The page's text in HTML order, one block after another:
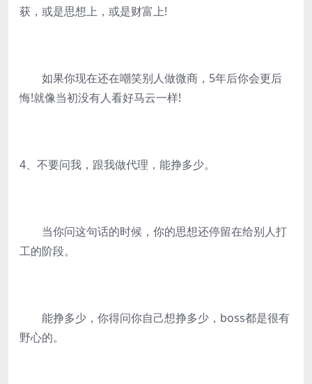
获，或是思想上，或是财富上!
如果你现在还在嘲笑别人做微商，5年后你会更后
悔!就像当初没有人看好马云一样!
4、不要问我，跟我做代理，能挣多少。
当你问这句话的时候，你的思想还停留在给别人打
工的阶段。
能挣多少，你得问你自己想挣多少，boss都是很有
野心的。